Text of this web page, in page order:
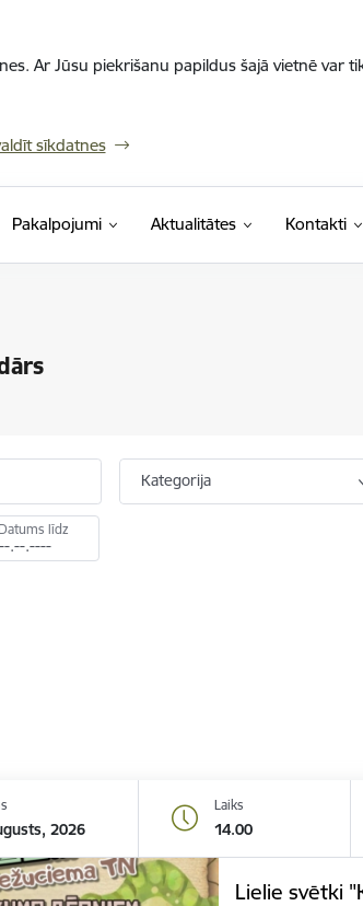
Ar Jūsu piekrišanu papildus šajā vietnē var
sīkdatnes
Pakalpojumi Aktualitātes Kontakti
Kategorija
līdz
2026
Laiks
14.00
Lielie svētki